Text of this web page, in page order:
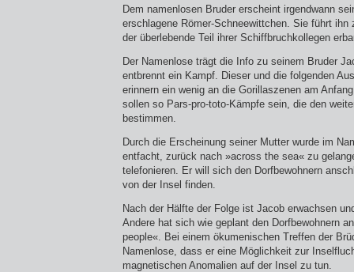
Dem namenlosen Bruder erscheint irgendwann
erschlagene Römer-Schneewittchen. Sie führt ihn
der überlebende Teil ihrer Schiffbruchkollegen
Der Namenlose trägt die Info zu seinem Bruder
entbrennt ein Kampf. Dieser und die folgenden
erinnern ein wenig an die Gorillaszenen am
sollen so Pars-pro-toto-Kämpfe sein, die den
bestimmen.
Durch die Erscheinung seiner Mutter wurde im
entfacht, zurück nach »across the sea« zu
telefonieren. Er will sich den Dorfbewohnern
von der Insel finden.
Nach der Hälfte der Folge ist Jacob erwachsen
Andere hat sich wie geplant den Dorfbewohnern
people«. Bei einem ökumenischen Treffen der
Namenlose, dass er eine Möglichkeit zur
magnetischen Anomalien auf der Insel zu tun.